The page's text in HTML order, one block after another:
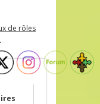
de rôles